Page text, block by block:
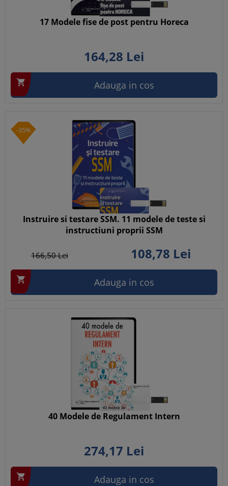
17 Modele fise de post pentru Horeca
164,28 Lei
 Adauga in cos
-35%
Instruire si testare SSM. 11 modele de teste si
instructiuni proprii SSM
166,50Lei 108,78 Lei
 Adauga in cos
40 Modele de Regulament Intern
274,17 Lei
 Adauga in cos